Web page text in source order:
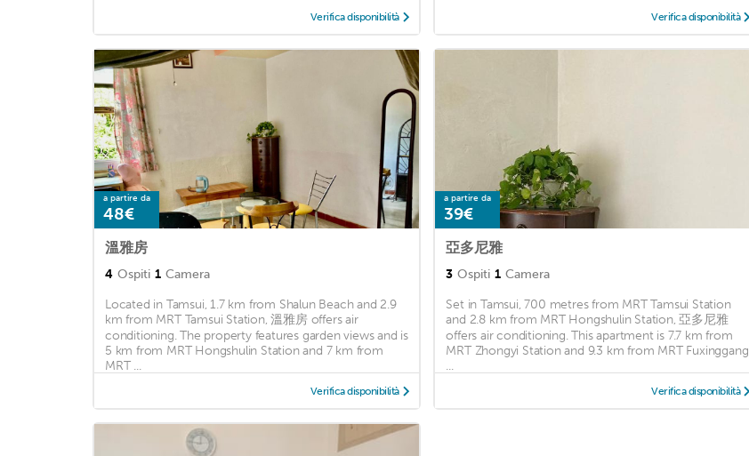
Verifica disponibilità Verifica disponibilità
a partire da
48€
溫雅房
4 Ospiti 1 Camera
Located in Tamsui, 1.7 km from Shalun Beach and 2.9
km from MRT Tamsui Station, 溫雅房 offers air
conditioning. The property features garden views and is
5 km from MRT Hongshulin Station and 7 km from
MRT ...
Verifica disponibilità
a partire da
39€
亞多尼雅
3 Ospiti 1 Camera
Set in Tamsui, 700 metres from MRT Tamsui Station
and 2.8 km from MRT Hongshulin Station, 亞多尼雅
offers air conditioning. This apartment is 7.7 km from
MRT Zhongyi Station and 9.3 km from MRT Fuxinggang
...
Verifica disponibilità